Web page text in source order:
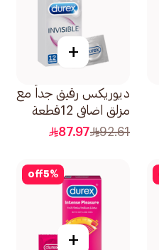
+
ديوريكس رقيق جداً مع
مزلق اضافي 12قطعة
92.61
87.97
5%
off
+